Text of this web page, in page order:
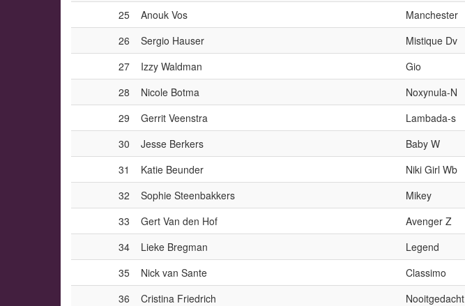
25
Anouk Vos Manchester
26
Sergio Hauser Mistique Dv
27
Izzy Waldman Gio
28
Nicole Botma Noxynula-N
29
Gerrit Veenstra Lambada-s
30
Jesse Berkers Baby W
31
Katie Beunder Niki Girl Wb
32
Sophie Steenbakkers Mikey
33
Gert Van den Hof Avenger Z
34
Lieke Bregman Legend
35
Nick van Sante Classimo
36
Cristina Friedrich Nooitgedacht